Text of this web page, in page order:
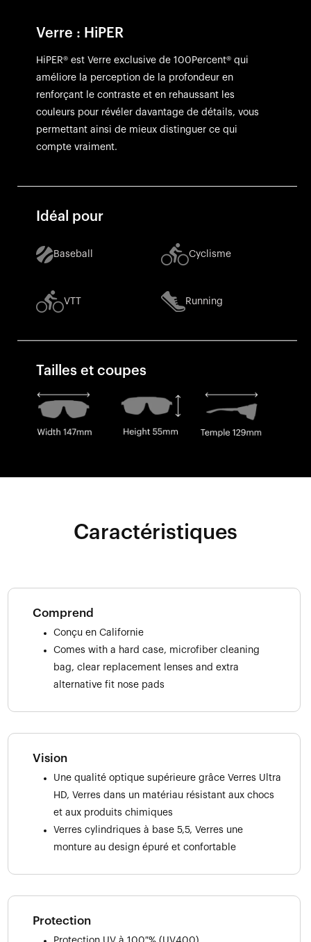
Verre : HiPER
HiPER® est Verre exclusive de 100Percent® qui
améliore la perception de la profondeur en
renforçant le contraste et en rehaussant les
couleurs pour révéler davantage de détails, vous
permettant ainsi de mieux distinguer ce qui
compte vraiment.
Idéal pour
Baseball Cyclisme
VTT Running
Tailles et coupes
Caractéristiques
Comprend
Conçu en Californie
Comes with a hard case, microfiber cleaning
bag, clear replacement lenses and extra
alternative fit nose pads
Vision
Une qualité optique supérieure grâce Verres Ultra
HD, Verres dans un matériau résistant aux chocs
et aux produits chimiques
Verres cylindriques à base 5,5, Verres une
monture au design épuré et confortable
Protection